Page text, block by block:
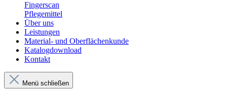
Fingerscan
Pflegemittel
Über uns
Leistungen
Material- und Oberflächenkunde
Katalogdownload
Kontakt
Menü schließen